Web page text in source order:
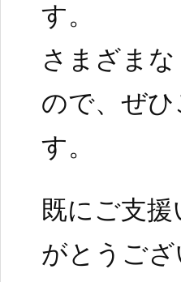
す。
さまざま
ので、ぜ
す。
既にご支
がとうござ